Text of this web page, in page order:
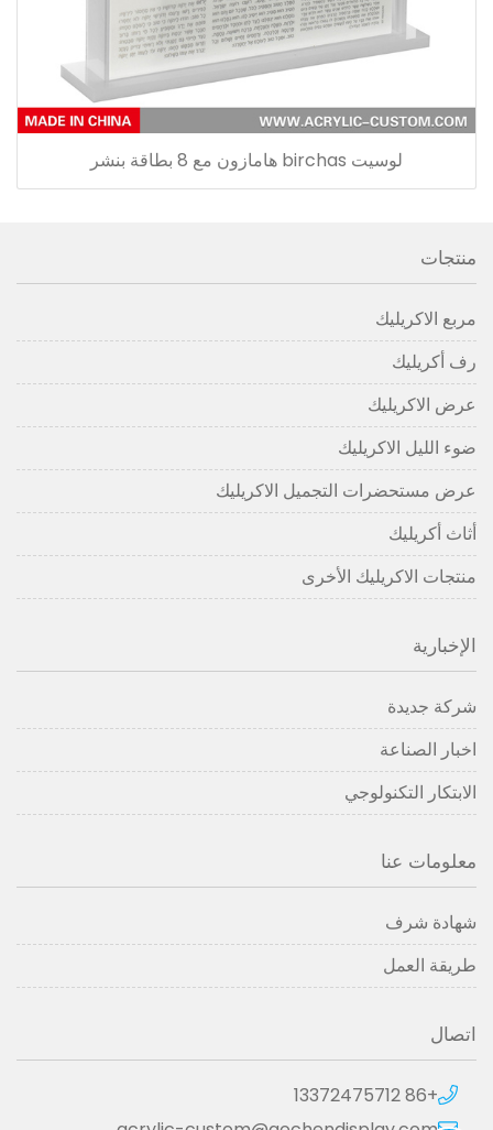
لوسيت birchas هامازون مع 8 بطاقة بنشر
منتجات
مربع الاكريليك
رف أكريليك
عرض الاكريليك
ضوء الليل الاكريليك
عرض مستحضرات التجميل الاكريليك
أثاث أكريليك
منتجات الاكريليك الأخرى
الإخبارية
شركة جديدة
اخبار الصناعة
الابتكار التكنولوجي
معلومات عنا
شهادة شرف
طريقة العمل
اتصال
+86 13372475712